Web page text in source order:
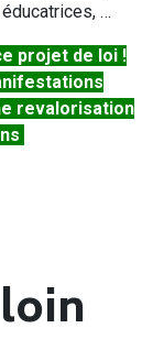
…
projet de loi !
revalorisation